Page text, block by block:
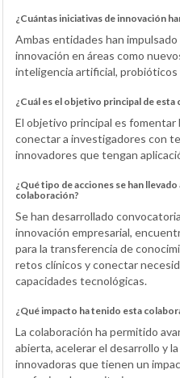
¿Cuántas iniciativas de innovación
Ambas entidades han
innovación en áreas como
inteligencia artificial,
¿Cuál es el objetivo principal de esta
El objetivo principal es
conectar a investigadores con
innovadores que tengan
¿Qué tipo de acciones se han
colaboración?
Se han desarrollado
innovación empresarial,
para la transferencia de
retos clínicos y conectar
capacidades tecnológicas.
¿Qué impacto ha tenido esta
La colaboración ha permitido
abierta, acelerar el desarrollo y
innovadoras que tienen un